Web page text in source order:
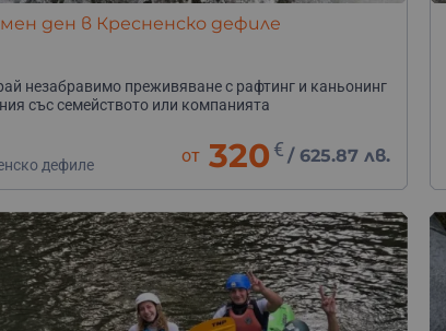
ден в Кресненско дефиле
незабравимо преживяване с рафтинг и каньонинг
със семейството или компанията
дефиле
от 320 € /625.87 лв.